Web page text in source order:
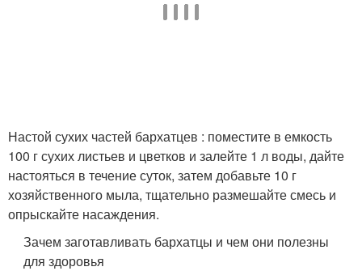
Настой сухих частей бархатцев : поместите в емкость
100 г сухих листьев и цветков и залейте 1 л воды, дайте
настояться в течение суток, затем добавьте 10 г
хозяйственного мыла, тщательно размешайте смесь и
опрыскайте насаждения.
Зачем заготавливать бархатцы и чем они полезны
для здоровья